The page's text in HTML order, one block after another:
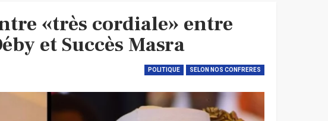
«très cordiale» entre
et Succès Masra
POLITIQUE SELON NOS CONFRERES